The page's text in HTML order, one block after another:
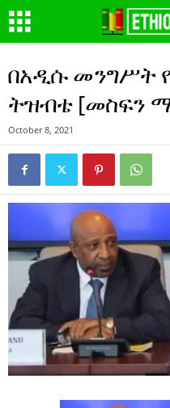
በአዲሱ መንግሥት
ትዝብቴ [መስፍን
October 8, 2021